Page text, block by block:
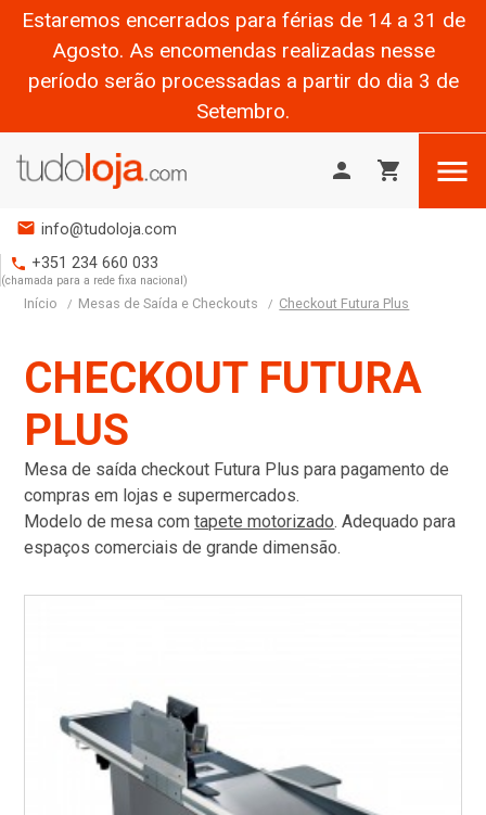
Estaremos encerrados para férias de 14 a 31 de
Agosto. As encomendas realizadas nesse
período serão processadas a partir do dia 3 de
Setembro.
person shopping_cart 
mail info@tudoloja.com
phone +351 234 660 033
(chamada para a rede fixa nacional)
Início Mesas de Saída e Checkouts Checkout Futura Plus
CHECKOUT FUTURA
PLUS
Mesa de saída checkout Futura Plus para pagamento de
compras em lojas e supermercados.
Modelo de mesa comtapete motorizado. Adequado para
espaços comerciais de grande dimensão.